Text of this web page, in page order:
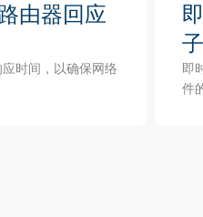
由器回应
时间，以确保网络
即
件